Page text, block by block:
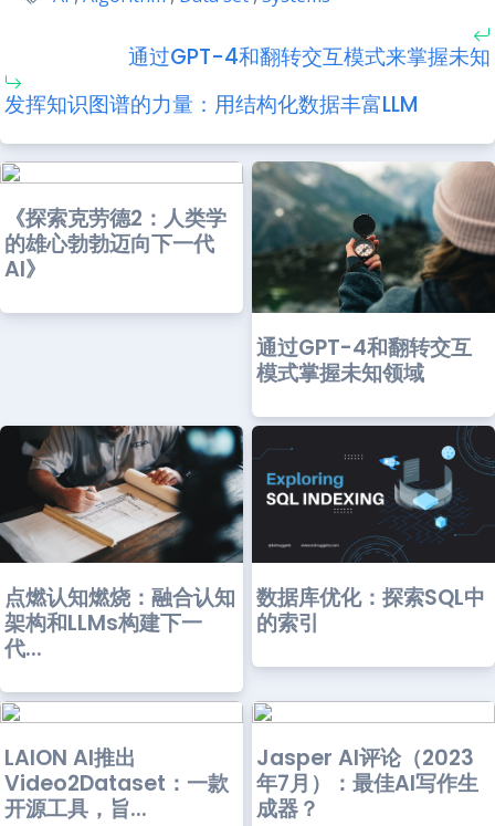
通过GPT-4和翻转交互模式来掌握未知
发挥知识图谱的力量：用结构化数据丰富LLM
《探索克劳德2：人类学
的雄心勃勃迈向下一代
AI》
通过GPT-4和翻转交互
模式掌握未知领域
点燃认知燃烧：融合认知
架构和LLMs构建下一
代...
数据库优化：探索SQL中
的索引
LAION AI推出
Video2Dataset：一款
开源工具，旨...
Jasper AI评论（2023
年7月）：最佳AI写作生
成器？